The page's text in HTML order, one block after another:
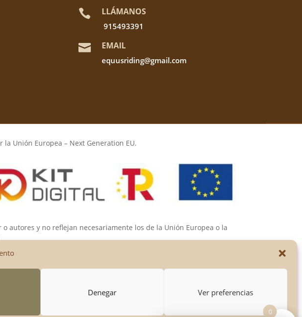
Denegar Ver preferencias
 LLÁMANOS
915493391
 EMAIL
equusriding@gmail.com
Unión Europea – Next Generation EU.
autores y no reflejan necesariamente los de la Unión Europea o la
responsables de las mismas.
0